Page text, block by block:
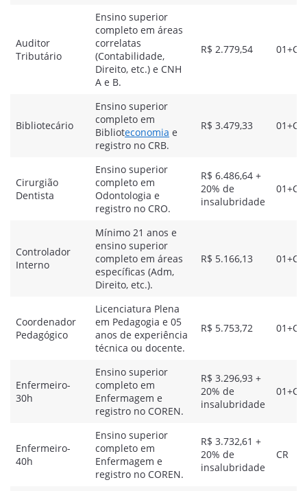
Auditor
Tributário
Ensino superior
completo em áreas
correlatas
(Contabilidade,
Direito, etc.) e CNH
A e B.
R$ 2.779,54 01+CR
Bibliotecário
Ensino superior
completo em
Biblioteconomia e
registro no CRB.
R$ 3.479,33 01+CR
Cirurgião
Dentista
Ensino superior
completo em
Odontologia e
registro no CRO.
R$ 6.486,64 +
20% de
insalubridade
01+CR
Controlador
Interno
Mínimo 21 anos e
ensino superior
completo em áreas
específicas (Adm,
Direito, etc.).
R$ 5.166,13 01+CR
Coordenador
Pedagógico
Licenciatura Plena
em Pedagogia e 05
anos de experiência
técnica ou docente.
R$ 5.753,72 01+CR
Enfermeiro-
30h
Ensino superior
completo em
Enfermagem e
registro no COREN.
R$ 3.296,93 +
20% de
insalubridade
01+CR
Enfermeiro-
40h
Ensino superior
completo em
Enfermagem e
registro no COREN.
R$ 3.732,61 +
20% de
insalubridade
CR